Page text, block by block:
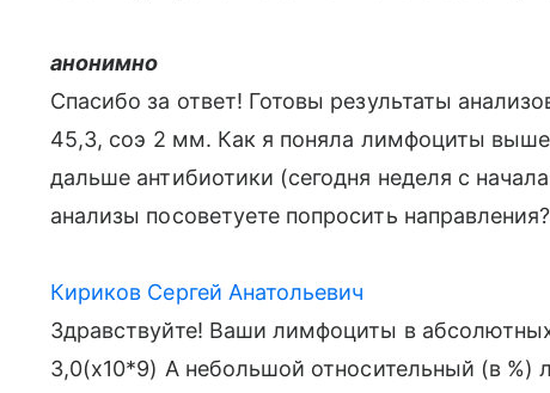
анонимно
Спасибо за ответ! Готовы результаты
45,3, соэ 2 мм. Как я поняла лимфоциты
дальше антибиотики (сегодня неделя с
анализы посоветуете попросить направления?
Кириков Сергей Анатольевич
Здравствуйте! Ваши лимфоциты в
3,0(х10*9) А небольшой относительный (в %)